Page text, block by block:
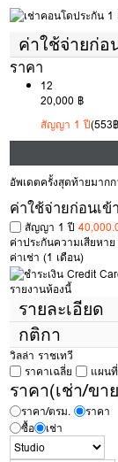
ค่าใช้จ่ายก่อ
ราคา
12
20,000 ฿
สัญญา 1 ปี(553
อัพเดตครั้งสุดท้ายมาก
ค่าใช้จ่ายก่อนเข้
สัญญา 1 ปี
ค่าประกันความเสียหา
ค่าเช่า(1 เดือน)
รายงานห้องนี้
รายละเอียด
ประเภทห้อง
พื้นที่
ตึก
ชั้น
ห้องนอน
ห้องน้ำ
กติกา
กติกาในการเข้าชมห้
มีค่าเปิดห้อง 300 บา
ใช้จ่ายได้เต็มจำนวน
เปิดห้องครับ
หากภาพใน
https://
วิลล่า ราชเทวี
ราคาเฉลี่ย
แผนที่
ราคา(เช่า/ข
ราคา/ตรม.
ราคา
ซื้อ
เช่า